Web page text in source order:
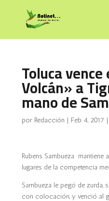
Toluca
Volcán» a
mano de
por Redacción | Feb 4, 2017 |
Rubens Sambueza mantiene
lugares de la competencia
Sambueza le pegó de zurda,
con colocación, y venció al